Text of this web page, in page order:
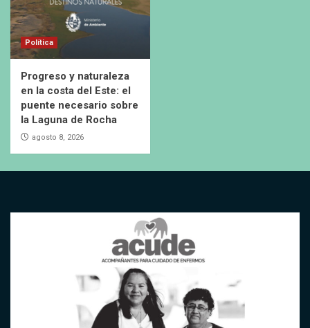
Política
Progreso y naturaleza
en la costa del Este: el
puente necesario sobre
la Laguna de Rocha
agosto 8, 2026